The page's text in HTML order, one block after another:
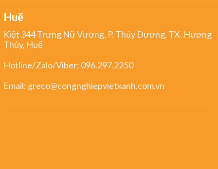
Huế
Kiệt 344 Trưng Nữ Vương, P. Thủy Dương, TX. Hương
Thủy, Huế
Hotline/Zalo/Viber: 096.297.2250
Email: greco@congnghiepvietxanh.com.vn